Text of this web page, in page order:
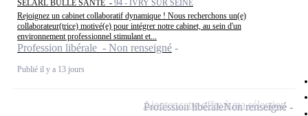
SELARL BULLE SANTE - 94 - IVRY SUR SEINE
Rejoignez un cabinet collaboratif dynamique ! Nous recherchons un(e)
collaborateur(trice) motivé(e) pour intégrer notre cabinet, au sein d'un
environnement professionnel stimulant et...
Profession libérale - Non renseigné
Publié il y a 13 jours
Profession libéraleNon renseigné
Ajouter cette offre à ma sélection